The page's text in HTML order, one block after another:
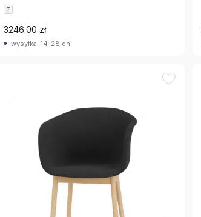
3246.00 zł
wysyłka: 14-28 dni